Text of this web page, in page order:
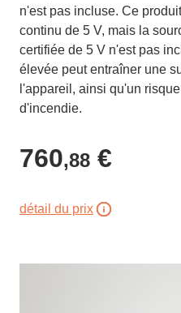
n'est pas incluse. Ce
continu de 5 V, mais la
certifiée de 5 V n'est pas
élevée peut entraîner une
l'appareil, ainsi qu'un
d'incendie.
760,88 €
détail du prix